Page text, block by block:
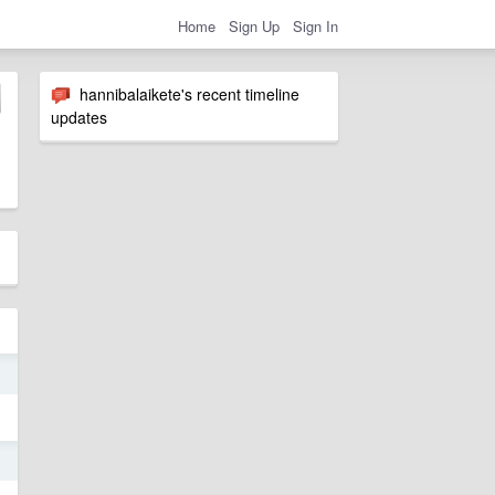
Home Sign Up Sign In
hannibalaikete's recent timeline
updates